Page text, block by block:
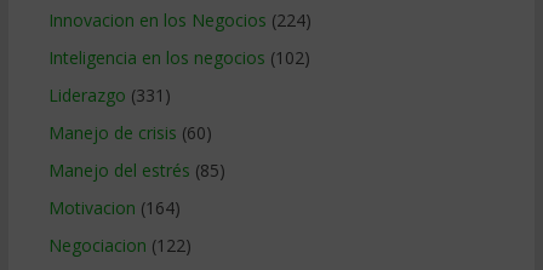
Innovacion en los Negocios (224)
Inteligencia en los negocios (102)
Liderazgo (331)
Manejo de crisis (60)
Manejo del estrés (85)
Motivacion (164)
Negociacion (122)